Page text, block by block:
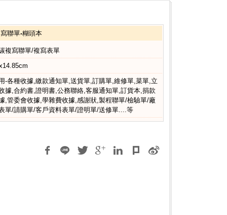
聯單-糊頭本
複寫聯單/複寫表單
-各種收據,繳款通知單,送貨單,訂購單,維修單,菜單,立
據,合約書,證明書,公務聯絡,客服通知單,訂貨本,捐款
,管委會收據,學雜費收據,感謝狀,製程聯單/檢驗單/廠
單/請購單/客戶資料表單/證明單/送修單....等